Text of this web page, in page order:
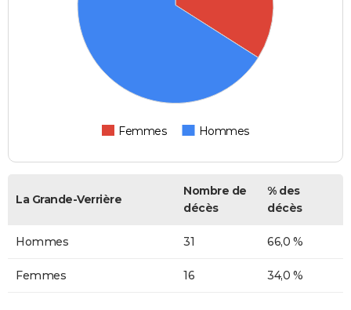
Femmes Hommes
La Grande-Verrière
Nombre de
décès
% des
décès
Hommes 31 66,0 %
Femmes 16 34,0 %